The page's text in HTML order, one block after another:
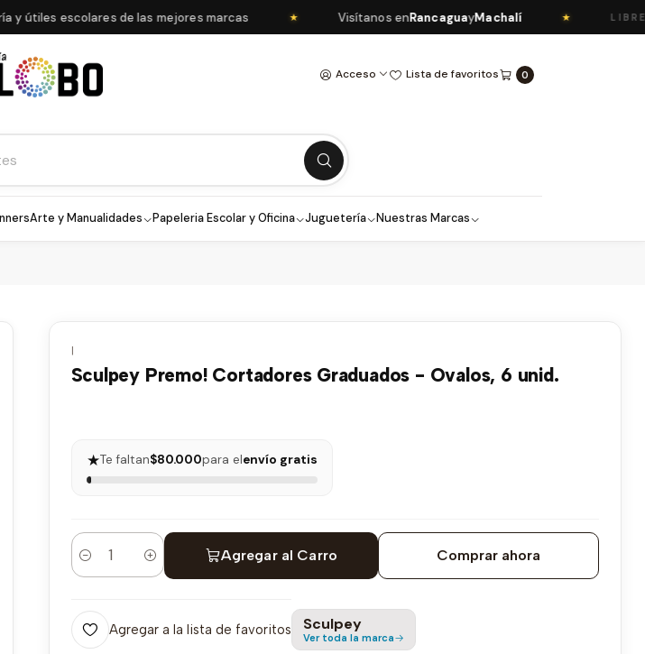
escolares de las mejores marcas Visítanos enRancaguayMachalí LIBRERÍA
Acceso Lista de favoritos 0
Arte y Manualidades Papeleria Escolar y Oficina Juguetería Nuestras Marcas
|
Sculpey Premo! Cortadores Graduados - Ovalos, 6 unid.
★Te faltan$80.000para elenvío gratis
Cantidad Agregar al Carro Comprar ahora
Agregar a la lista de favoritos Sculpey
Ver toda la marca